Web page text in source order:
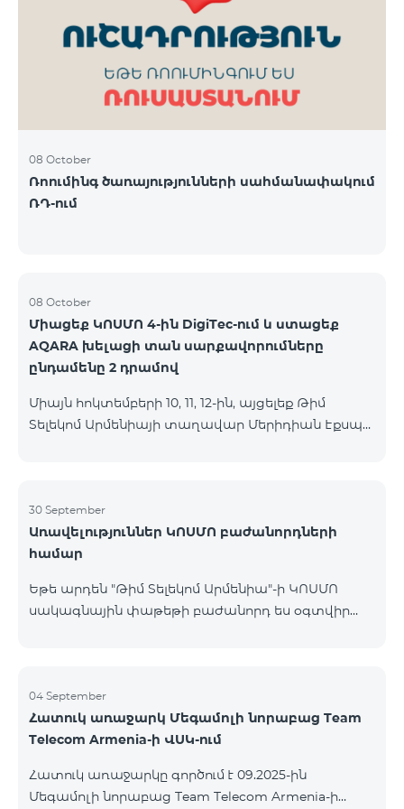
ԿՈՍՄՈ 3 TV փաթեթը․ Ինտերնետ. Մինչև 50 Մբիթ/
վ արագություն։ TV. Մինչև 80 TV ալիք՝ TeamTv
Smart հավելվածով Ֆիքսված հեռախոսակապ.
180 րոպե դեպի Team ֆիքսված ցանց։ Սույն
սակագնային փաթեթում ներառվա
08 October
Ռոումինգ ծառայությունների սահմանափակում
ՌԴ-ում
08 October
Միացեք ԿՈՍՄՈ 4-ին DigiTec-ում և ստացեք
AQARA խելացի տան սարքավորումները
ընդամենը 2 դրամով
Միայն հոկտեմբերի 10, 11, 12-ին, այցելեք Թիմ
Տելեկոմ Արմենիայի տաղավար Մերիդիան Էքսպո
բաժանորդագրությամբ և ստացեք
հնարավորություն ձեռք բերել AQARA Խելացի Տան
համակարգերը ընդամենը 2 դրամով․ AQARA
Ղեկավարման Սարք M100 (Hub M100) Միանալու
համար պարզապես պետք է անձնագրով
30 September
Առավելություններ ԿՈՍՄՈ բաժանորդների
համար
Եթե արդեն "Թիմ Տելեկոմ Արմենիա"-ի ԿՈՍՄՈ
սակագնային փաթեթի բաժանորդ ես օգտվիր
մեկ հպումով ու անսպառ ինտերնետով Smart
Place-ի Aqara սարքավորումներով։ ԿՈՍՄՈ
ծառայությունների փաթեթների գործող բոլոր
բերելու Aqara ապրանքանիշի խելացի
սարքավորումները հատուկ պայմաններով։
04 September
Հատուկ առաջարկ Մեգամոլի նորաբաց Team
Telecom Armenia-ի ՎՍԿ-ում
Հատուկ առաջարկը գործում է 09.2025-ին
Մեգամոլի նորաբաց Team Telecom Armenia-ի